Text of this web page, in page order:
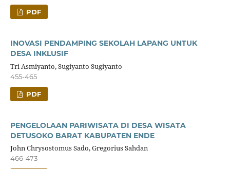
PDF
INOVASI PENDAMPING SEKOLAH LAPANG UNTUK
DESA INKLUSIF
Tri Asmiyanto, Sugiyanto Sugiyanto
455-465
PDF
PENGELOLAAN PARIWISATA DI DESA WISATA
DETUSOKO BARAT KABUPATEN ENDE
John Chrysostomus Sado, Gregorius Sahdan
466-473